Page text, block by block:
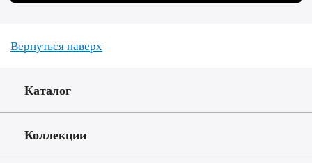
Вернуться наверх
Каталог
Коллекции